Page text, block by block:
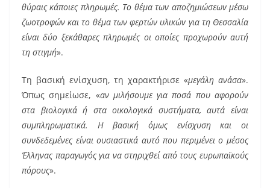
θύραις κάποιες πληρωμές. Το θέμα των αποζημιώσεων μέσω
ζωοτροφών και το θέμα των φερτών υλικών για τη Θεσσαλία
είναι δύο ξεκάθαρες πληρωμές οι οποίες προχωρούν αυτή
τη στιγμή».
Τη βασική ενίσχυση, τη χαρακτήρισε «μεγάλη ανάσα».
Όπως σημείωσε, «αν μιλήσουμε για ποσά που αφορούν
στα βιολογικά ή στα οικολογικά συστήματα, αυτά είναι
συμπληρωματικά. Η βασική όμως ενίσχυση και οι
συνδεδεμένες είναι ουσιαστικά αυτό που περιμένει ο μέσος
Έλληνας παραγωγός για να στηριχθεί από τους ευρωπαϊκούς
πόρους».